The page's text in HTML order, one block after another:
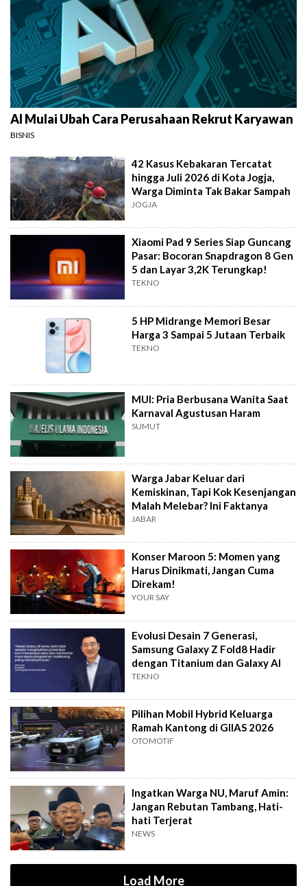
AI Mulai Ubah Cara Perusahaan Rekrut Karyawan
BISNIS
42 Kasus Kebakaran Tercatat
hingga Juli 2026 di Kota Jogja,
Warga Diminta Tak Bakar Sampah
JOGJA
Xiaomi Pad 9 Series Siap Guncang
Pasar: Bocoran Snapdragon 8 Gen
5 dan Layar 3,2K Terungkap!
TEKNO
5 HP Midrange Memori Besar
Harga 3 Sampai 5 Jutaan Terbaik
TEKNO
MUI: Pria Berbusana Wanita Saat
Karnaval Agustusan Haram
SUMUT
Warga Jabar Keluar dari
Kemiskinan, Tapi Kok Kesenjangan
Malah Melebar? Ini Faktanya
JABAR
Konser Maroon 5: Momen yang
Harus Dinikmati, Jangan Cuma
Direkam!
YOUR SAY
Evolusi Desain 7 Generasi,
Samsung Galaxy Z Fold8 Hadir
dengan Titanium dan Galaxy AI
TEKNO
Pilihan Mobil Hybrid Keluarga
Ramah Kantong di GIIAS 2026
OTOMOTIF
Ingatkan Warga NU, Maruf Amin:
Jangan Rebutan Tambang, Hati-
hati Terjerat
NEWS
Load More